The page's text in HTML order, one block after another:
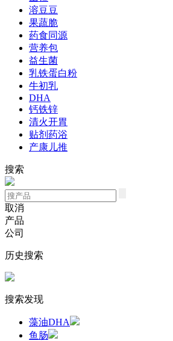
溶豆豆
果蔬脆
药食同源
营养包
益生菌
乳铁蛋白粉
牛初乳
DHA
钙铁锌
清火开胃
贴剂药浴
产康儿推
搜索
取消
产品
公司
历史搜索
搜索发现
藻油DHA
鱼肠